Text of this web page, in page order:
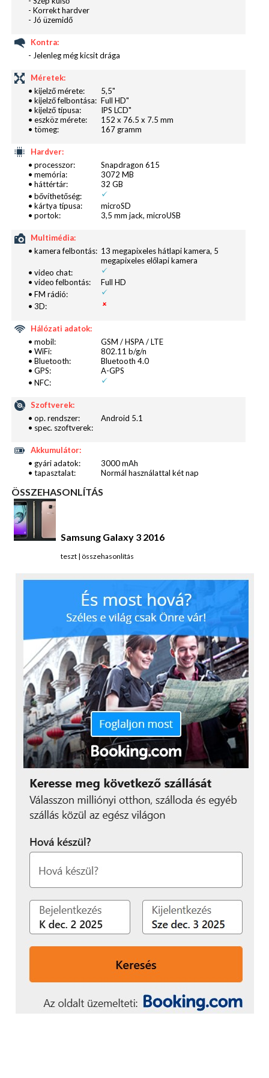
A Huawei már jó ideje saját kezelőfelülettel látja el
sem kivétel, ezen a 3.1-es verziót kapjuk meg, amely
Android 5.1.1 alapú, a gyártó viszont már készíti a 6.0-
t is rá, szóval a frissítés hamarosan érkezik.
Addig sem kell viszont szomorkodni, mert a
rendszer meglehetősen korrekt módon kiszolgál
minket. Nincs alkalmazásmenü, mindent a
kezdőképernyőkön találunk, persze szabadon
káosz megelőzésére. A Google felületéhez képest
jóval több testreszabási lehetőségünk van, ráadásul a
legfontosabb, hogy komplett témákkal tudjuk
módosítani a kinézetet, de az egyes részelemek
külön-külön is variálhatók, így gyakorlatilag teljesen
egyedi megjelenést állíthatunk össze.
Természetesen a szép felület mellé kapunk extra
például a Telefonkezelő, ami igazából kilenc
funkcióval bír, találunk itt zaklatásszűrőt, RAM és
tárhely tisztítót, illetve energiatakarékossági
lenne a telefonnal, a HiCare segítségével rögtön
felvehetjük a kapcsolatot a Huawei helyi
képviseletével, akár Facebookon is.
- Korrekt hardver
- Jó üzemidő
Kontra:
- Jelenleg még kicsit drága
Méretek:
• kijelző mérete:
5,5"
• kijelző felbontása: Full HD"
• kijelző típusa:
IPS LCD"
• eszköz mérete:
152 x 76.5 x 7.5 mm
• tömeg:
167 gramm
Hardver:
• processzor:
Snapdragon 615
• memória:
3072 MB
• háttértár:
32 GB
• bővíthetőség:
• kártya típusa:
microSD
• portok:
3,5 mm jack, microUSB
Multimédia:
• kamera felbontás: 13 megapixeles hátlapi kamera, 5
megapixeles előlapi kamera
• video chat:
• video felbontás:
Full HD
• FM rádió:
• 3D:
Hálózati adatok:
• mobil:
GSM / HSPA / LTE
• WiFi:
802.11 b/g/n
• Bluetooth:
Bluetooth 4.0
• GPS:
A-GPS
• NFC:
Szoftverek:
• op. rendszer:
Android 5.1
• spec. szoftverek:
Akkumulátor:
• gyári adatok:
3000 mAh
• tapasztalat:
Normál használattal két nap
ÖSSZEHASONLÍTÁS
Samsung Galaxy 3 2016
teszt| összehasonlítás